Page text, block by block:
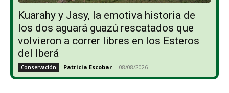
Kuarahy y Jasy, la emotiva historia de
los dos aguará guazú rescatados que
volvieron a correr libres en los Esteros
del Iberá
Conservación Patricia Escobar - 08/08/2026